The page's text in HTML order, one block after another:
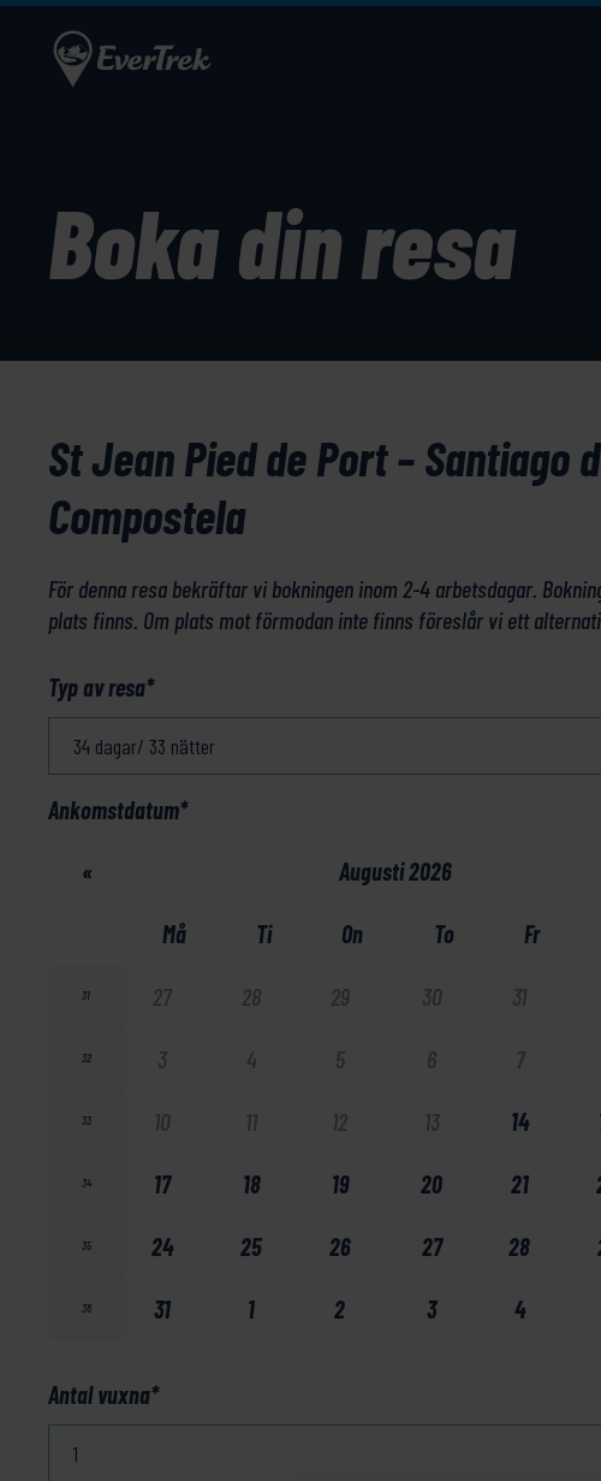
Boka din resa
St Jean Pied de Port – Santiago
Compostela
För denna resa bekräftar vi bokningen inom 2-4 arbetsdagar.
plats finns. Om plats mot förmodan inte finns föreslår vi ett
Typ av resa*
Ankomstdatum*
« Augusti 2026
Må Ti On To Fr
31 27 28 29 30 31
32 3 4 5 6 7
33 10 11 12 13 14
34 17 18 19 20 21
35 24 25 26 27 28
36 31 1 2 3 4
Antal vuxna*